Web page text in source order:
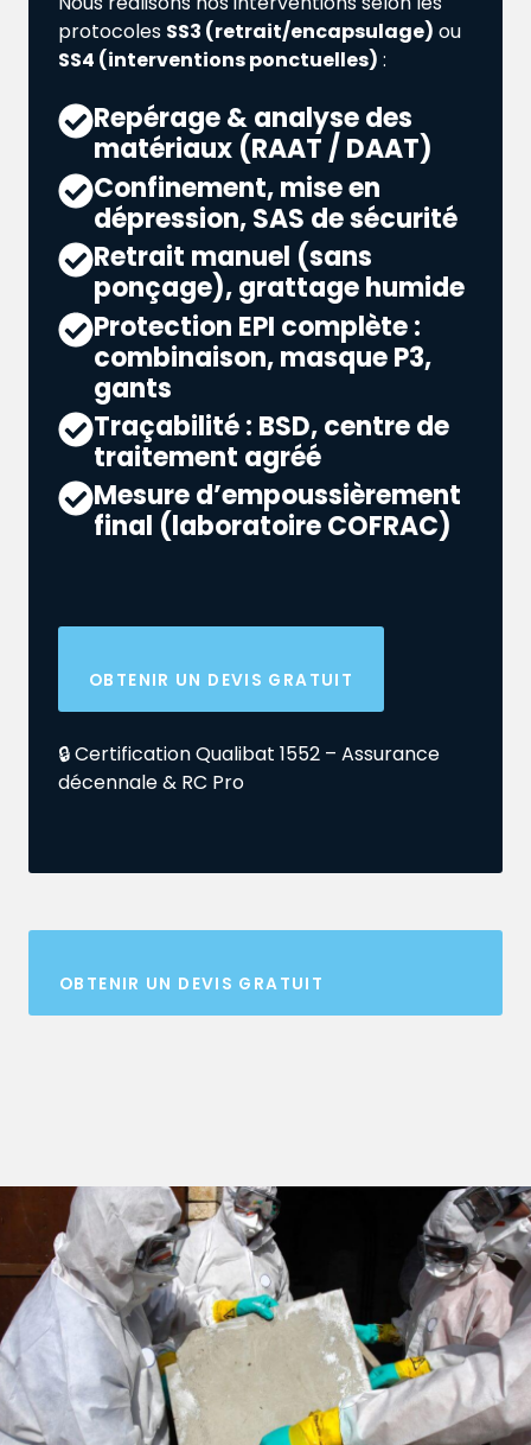
protocoles SS3 (retrait/encapsulage) ou
SS4 (interventions ponctuelles) :
Repérage & analyse des
matériaux (RAAT / DAAT)
Confinement, mise en
dépression, SAS de sécurité
Retrait manuel (sans
ponçage), grattage humide
Protection EPI complète :
combinaison, masque P3,
gants
Traçabilité : BSD, centre de
traitement agréé
Mesure d’empoussièrement
final (laboratoire COFRAC)
OBTENIR UN DEVIS GRATUIT
🔒 Certification Qualibat 1552 – Assurance
décennale & RC Pro
OBTENIR UN DEVIS GRATUIT